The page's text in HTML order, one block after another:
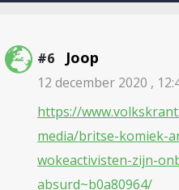
#6 Joop
12 december 2020 ,
https://
media/britse-komiek-
wokeactivisten-zijn-
absurd~b0a80964/